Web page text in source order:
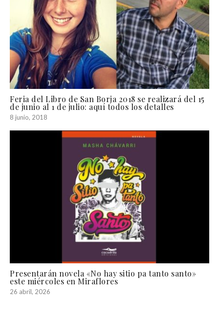
Feria del Libro de San Borja 2018 se realizará del 15
de junio al 1 de julio: aquí todos los detalles
8 junio, 2018
Presentarán novela «No hay sitio pa tanto santo»
este miércoles en Miraflores
26 abril, 2026